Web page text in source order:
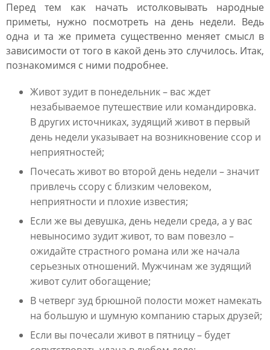
Перед тем как начать истолковывать народные
приметы, нужно посмотреть на день недели. Ведь
одна и та же примета существенно меняет смысл в
зависимости от того в какой день это случилось. Итак,
познакомимся с ними подробнее.
Живот зудит в понедельник – вас ждет
незабываемое путешествие или командировка.
В других источниках, зудящий живот в первый
день недели указывает на возникновение ссор и
неприятностей;
Почесать живот во второй день недели – значит
привлечь ссору с близким человеком,
неприятности и плохие известия;
Если же вы девушка, день недели среда, а у вас
невыносимо зудит живот, то вам повезло –
ожидайте страстного романа или же начала
серьезных отношений. Мужчинам же зудящий
живот сулит обогащение;
В четверг зуд брюшной полости может намекать
на большую и шумную компанию старых друзей;
Если вы почесали живот в пятницу – будет